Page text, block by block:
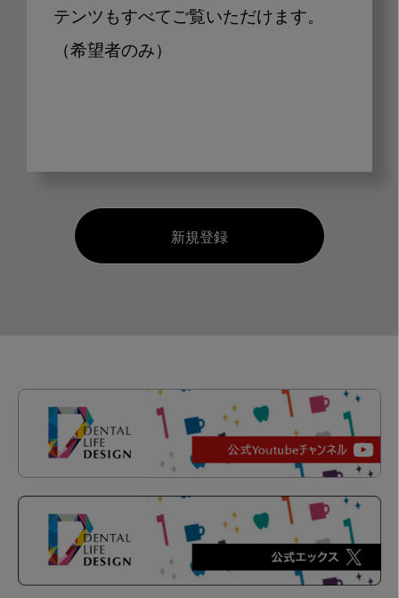
テンツもすべてご覧いただけます。
（希望者のみ）
新規登録